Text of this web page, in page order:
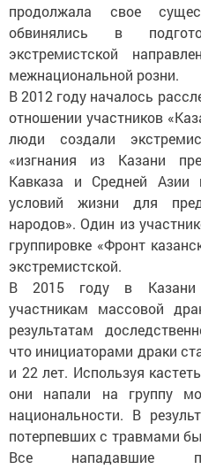
продолжала свое
обвинялись в
экстремистской
межнациональной розни.
В 2012 году началось
отношении участников
люди создали
«изгнания из Казани
Кавказа и Средней Азии
условий жизни для
народов». Один из
группировке «Фронт
экстремистской.
В 2015 году в Казани
участникам массовой
результатам
что инициаторами драки
и 22 лет. Используя
они напали на группу
национальности. В
потерпевших с травмами
Все нападавшие